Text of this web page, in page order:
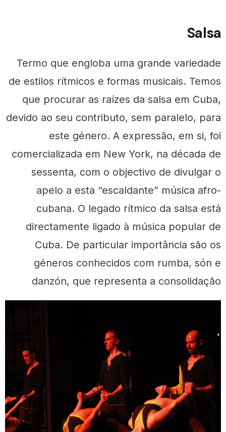
Salsa
Termo que engloba uma grande variedade
de estilos rítmicos e formas musicais. Temos
que procurar as raízes da salsa em Cuba,
devido ao seu contributo, sem paralelo, para
este género. A expressão, em si, foi
comercializada em New York, na década de
sessenta, com o objectivo de divulgar o
apelo a esta “escaldante” música afro-
cubana. O legado rítmico da salsa está
directamente ligado à música popular de
Cuba. De particular importância são os
géneros conhecidos com rumba, són e
danzón, que representa a consolidação